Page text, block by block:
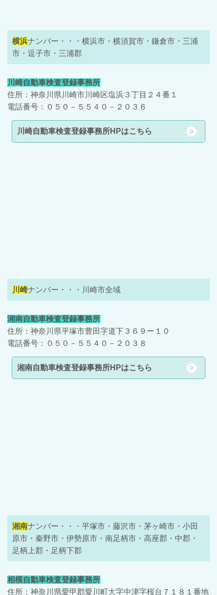
横浜ナンバー・・・横浜市・横須賀市・鎌倉市・三浦
市・逗子市・三浦郡
川崎自動車検査登録事務所
住所：神奈川県川崎市川崎区塩浜３丁目２４番１
電話番号：０５０－５５４０－２０３６
川崎自動車検査登録事務所HPはこちら
川崎ナンバー・・・川崎市全域
湘南自動車検査登録事務所
住所：神奈川県平塚市豊田字道下３６９ー１０
電話番号：０５０－５５４０－２０３８
湘南自動車検査登録事務所HPはこちら
湘南ナンバー・・・平塚市・藤沢市・茅ヶ崎市・小田
原市・秦野市・伊勢原市・南足柄市・高座郡・中郡・
足柄上郡・足柄下郡
相模自動車検査登録事務所
住所：神奈川県愛甲郡愛川町大字中津字桜台７１８１番地